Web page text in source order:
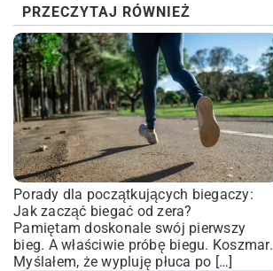
PRZECZYTAJ RÓWNIEŻ
Porady dla początkujących biegaczy:
Jak zacząć biegać od zera?
Pamiętam doskonale swój pierwszy
bieg. A właściwie próbę biegu. Koszmar.
Myślałem, że wypluję płuca po […]